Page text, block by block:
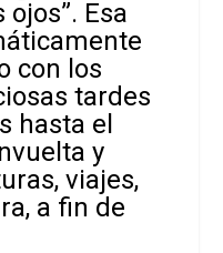
Esa
con los
tardes
hasta el
y
viajes,
a fin de